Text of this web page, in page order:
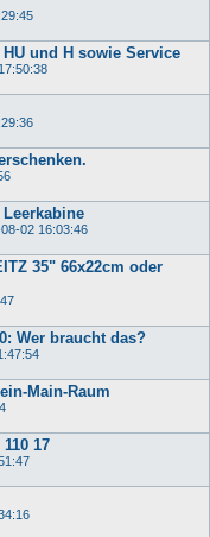
und H sowie Service
02 16:03:46
35" 66x22cm oder
Wer braucht das?
Main-Raum
17